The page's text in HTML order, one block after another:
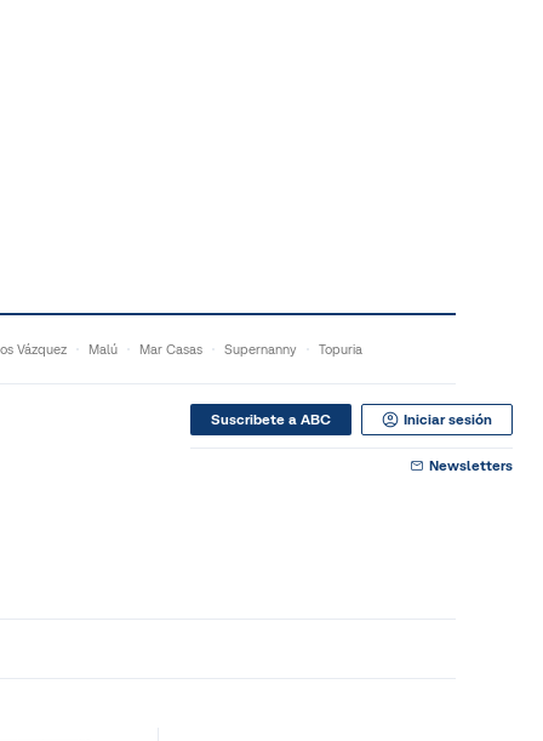
Vázquez Malú Mar Casas Supernanny Topuria
Suscribete a ABC Iniciar sesión
Newsletters